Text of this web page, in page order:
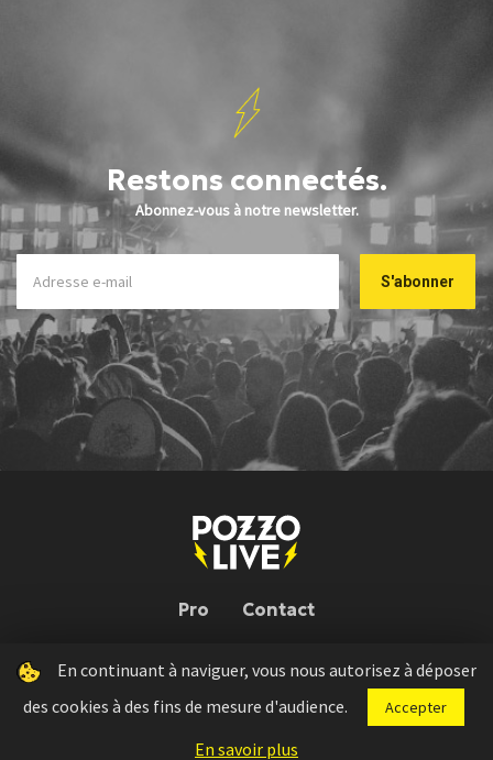
Restons connectés.
Abonnez-vous à notre newsletter.
Pro Contact
Pozzo Live © 2026 | Conception : Pozzo Team, avec l'aide deBloop
Press kit Règlement concours Mentions légales
En continuant à naviguer, vous nous autorisez à déposer
des cookies à des fins de mesure d'audience.
Accepter
En savoir plus